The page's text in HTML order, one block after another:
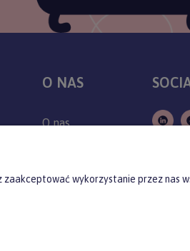
O NAS
O nas
Producenciwykorzystanie przez nas